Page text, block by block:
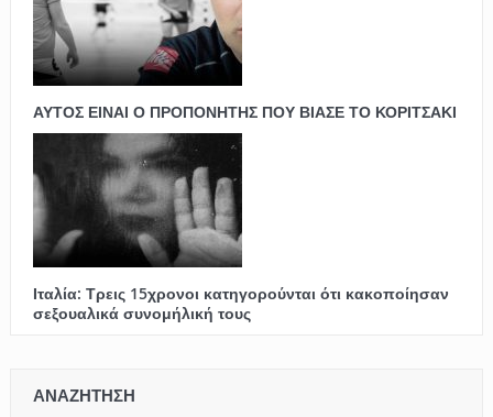
ΑΥΤΟΣ ΕΙΝΑΙ Ο ΠΡΟΠΟΝΗΤΗΣ ΠΟΥ ΒΙΑΣΕ ΤΟ ΚΟΡΙΤΣΑΚΙ
Ιταλία: Τρεις 15χρονοι κατηγορούνται ότι κακοποίησαν
σεξουαλικά συνομήλική τους
ΑΝΑΖΗΤΗΣΗ